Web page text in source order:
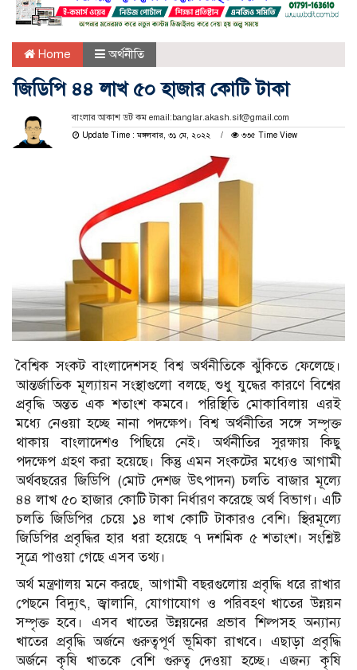
Home অর্থনীতি
জিডিপি ৪৪ লাখ ৫০ হাজার কোটি টাকা
বাংলার আকাশ ডট কম email:banglar.akash.sif@gmail.com
Update Time : মঙ্গলবার, ৩১ মে, ২০২২
৩৩৫ Time View
বৈশ্বিক সংকট বাংলাদেশসহ বিশ্ব অর্থনীতিকে ঝুঁকিতে ফেলেছে।
আন্তর্জাতিক মূল্যায়ন সংস্থাগুলো বলছে, শুধু যুদ্ধের কারণে বিশ্বের
প্রবৃদ্ধি অন্তত এক শতাংশ কমবে। পরিস্থিতি মোকাবিলায় এরই
মধ্যে নেওয়া হচ্ছে নানা পদক্ষেপ। বিশ্ব অর্থনীতির সঙ্গে সম্পৃক্ত
থাকায় বাংলাদেশও পিছিয়ে নেই। অর্থনীতির সুরক্ষায় কিছু
পদক্ষেপ গ্রহণ করা হয়েছে। কিন্তু এমন সংকটের মধ্যেও আগামী
অর্থবছরের জিডিপি (মোট দেশজ উৎপাদন) চলতি বাজার মূল্যে
৪৪ লাখ ৫০ হাজার কোটি টাকা নির্ধারণ করেছে অর্থ বিভাগ। এটি
চলতি জিডিপির চেয়ে ১৪ লাখ কোটি টাকারও বেশি। স্থিরমূল্যে
জিডিপির প্রবৃদ্ধির হার ধরা হয়েছে ৭ দশমিক ৫ শতাংশ। সংশ্লিষ্ট
সূত্রে পাওয়া গেছে এসব তথ্য।
অর্থ মন্ত্রণালয় মনে করছে, আগামী বছরগুলোয় প্রবৃদ্ধি ধরে রাখার
পেছনে বিদ্যুৎ, জ্বালানি, যোগাযোগ ও পরিবহণ খাতের উন্নয়ন
সম্পৃক্ত হবে। এসব খাতের উন্নয়নের প্রভাব শিল্পসহ অন্যান্য
খাতের প্রবৃদ্ধি অর্জনে গুরুত্বপূর্ণ ভূমিকা রাখবে। এছাড়া প্রবৃদ্ধি
অর্জনে কৃষি খাতকে বেশি গুরুত্ব দেওয়া হচ্ছে। এজন্য কৃষি